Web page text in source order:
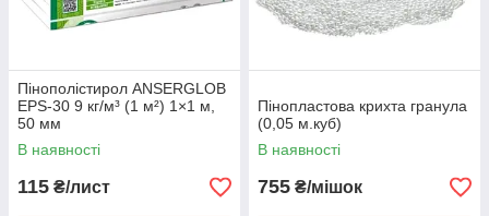
Пінополістирол ANSERGLOB
EPS-30 9 кг/м³ (1 м²) 1×1 м,
50 мм
В наявності
115 ₴/лист
Пінопластова крихта гранула
(0,05 м.куб)
В наявності
755 ₴/мішок